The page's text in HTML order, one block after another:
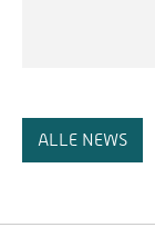
ALLE NEWS